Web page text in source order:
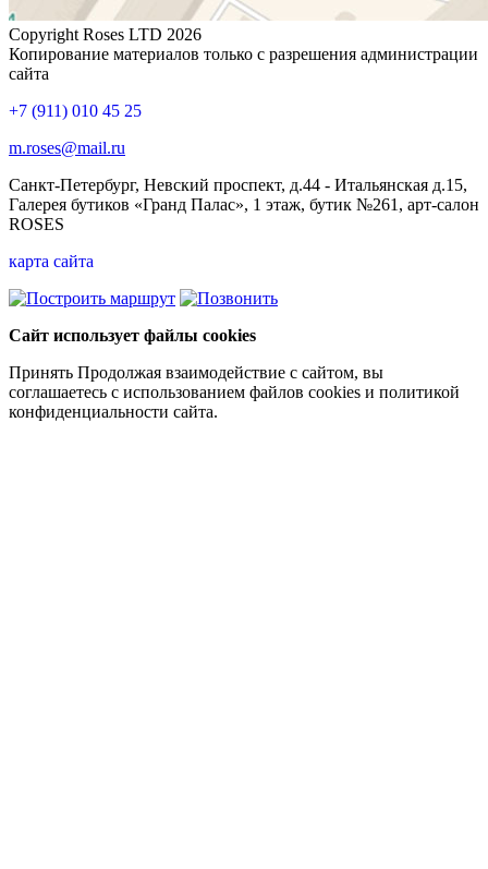
Copyright Roses LTD 2026
Копирование материалов только с разрешения администрации
сайта
+7 (911) 010 45 25
m.roses@mail.ru
Санкт-Петербург, Невский проспект, д.44 - Итальянская д.15,
Галерея бутиков «Гранд Палас», 1 этаж, бутик №261, арт-салон
ROSES
карта сайта
Сайт использует файлы cookies
Принять Продолжая взаимодействие с сайтом, вы
соглашаетесь с использованием файлов cookies и политикой
конфиденциальности сайта.